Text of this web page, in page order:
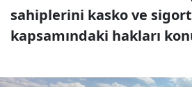
sahiplerini kasko ve
kapsamındaki hakları